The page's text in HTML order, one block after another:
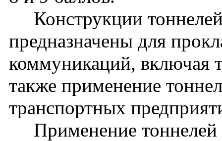
Конструкции тоннелей
предназначены для
коммуникаций, включая
также применение
транспортных
Применение тоннелей